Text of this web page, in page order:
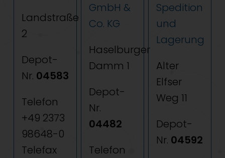
Landstraße
2
Depot-
Nr. 04583
Telefon
+49 2373
98648-0
Telefax
GmbH &
Co. KG
Haselburger
Damm 1
Depot-
Nr.
04482
Telefon
Spedition
und
Lagerung
Alter
Elfser
Weg 11
Depot-
Nr. 04592